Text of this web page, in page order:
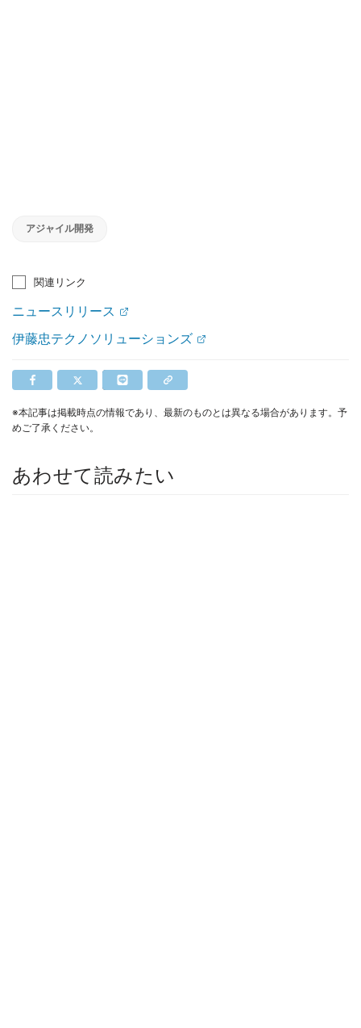
アジャイル開発
関連リンク
ニュースリリース
伊藤忠テクノソリューションズ
※本記事は掲載時点の情報であり、最新のものとは異なる場合があります。予
めご了承ください。
あわせて読みたい